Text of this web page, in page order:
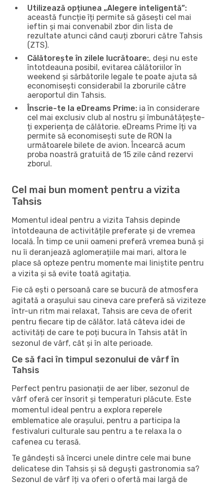
Utilizează opțiunea „Alegere inteligentă”:
această funcție îți permite să găsești cel mai
ieftin și mai convenabil zbor din lista de
rezultate atunci când cauți zboruri către Tahsis
(ZTS).
Călătorește în zilele lucrătoare:, deși nu este
întotdeauna posibil, evitarea călătoriilor în
weekend și sărbătorile legale te poate ajuta să
economisești considerabil la zborurile către
aeroportul din Tahsis.
Înscrie-te la eDreams Prime: ia în considerare
cel mai exclusiv club al nostru și îmbunătățește-
ți experiența de călătorie. eDreams Prime îți va
permite să economisești sute de RON la
următoarele bilete de avion. Încearcă acum
proba noastră gratuită de 15 zile când rezervi
zborul.
Cel mai bun moment pentru a vizita
Tahsis
Momentul ideal pentru a vizita Tahsis depinde
întotdeauna de activitățile preferate și de vremea
locală. În timp ce unii oameni preferă vremea bună și
nu îi deranjează aglomerațiile mai mari, altora le
place să opteze pentru momente mai liniștite pentru
a vizita și să evite toată agitația.
Fie că ești o persoană care se bucură de atmosfera
agitată a orașului sau cineva care preferă să viziteze
într-un ritm mai relaxat, Tahsis are ceva de oferit
pentru fiecare tip de călător. Iată câteva idei de
activități de care te poți bucura în Tahsis atât în ​​
sezonul de vârf, cât și în alte perioade.
Ce să faci în timpul sezonului de vârf în
Tahsis
Perfect pentru pasionații de aer liber, sezonul de
vârf oferă cer însorit și temperaturi plăcute. Este
momentul ideal pentru a explora reperele
emblematice ale orașului, pentru a participa la
festivaluri culturale sau pentru a te relaxa la o
cafenea cu terasă.
Te gândești să încerci unele dintre cele mai bune
delicatese din Tahsis și să deguști gastronomia sa?
Sezonul de vârf îți va oferi o ofertă mai largă de